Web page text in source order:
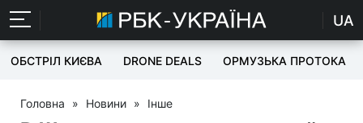
UA
ОБСТРІЛ КИЄВА DRONE DEALS ОРМУЗЬКА ПРОТОКА
Головна » Новини » Інше